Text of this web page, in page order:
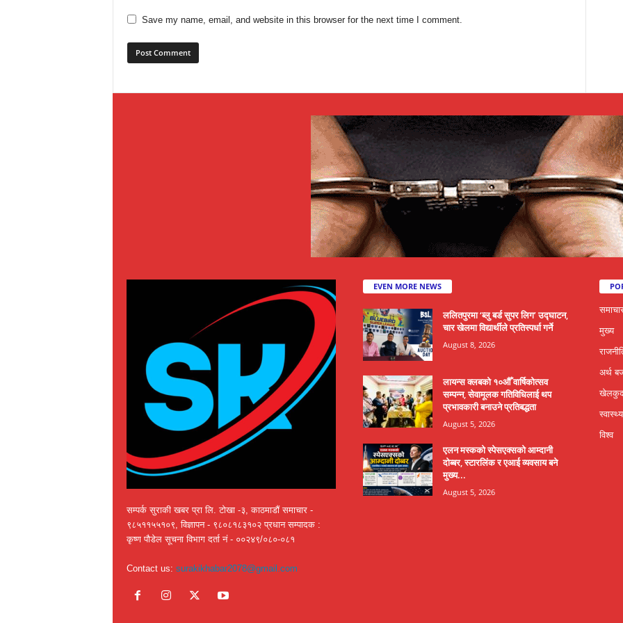
Save my name, email, and website in this browser for the next time I comment.
सम्पर्क सुराकी खबर प्रा लि. टोखा -३, काठमाडौं समाचार -
९८५११५५१०९, विज्ञापन - ९८०८१८३१०२ प्रधान सम्पादक :
कृष्ण पौडेल सूचना विभाग दर्ता नं - ००२४९/०८०-०८१
Contact us: surakikhabar2078@gmail.com
EVEN MORE NEWS
ललितपुरमा ‘ब्लु बर्ड सुपर लिग’ उद्घाटन,
चार खेलमा विद्यार्थीले प्रतिस्पर्धा गर्ने
August 8, 2026
लायन्स क्लबको १०औँ वार्षिकोत्सव
सम्पन्न, सेवामूलक गतिविधिलाई थप
प्रभावकारी बनाउने प्रतिबद्धता
August 5, 2026
एलन मस्कको स्पेसएक्सको आम्दानी
दोब्बर, स्टारलिंक र एआई व्यवसाय बने
मुख्य...
August 5, 2026
मुख्य
अर्थ
स्वास्थ्य
विश्व